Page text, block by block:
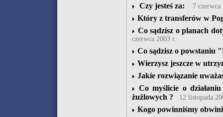
Czy jesteś za:
7 czerwca
Który z transferów w
Co sądzisz o planach
czerwca 2003 r.
Co sądzisz o powstaniu
Wierzysz jeszcze w
Jakie rozwiązanie
Co myślicie o
żużlowych ?
12 listopada
Kogo powinniśmy